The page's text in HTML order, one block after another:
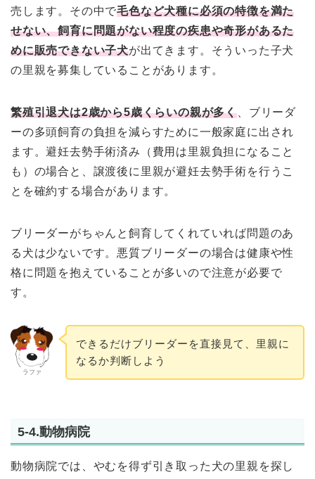
売します。その中で毛色など犬種に必須の特徴を満た
せない、飼育に問題がない程度の疾患や奇形があるた
めに販売できない子犬が出てきます。そういった子犬
の里親を募集していることがあります。
繁殖引退犬は2歳から5歳くらいの親が多く、ブリーダ
ーの多頭飼育の負担を減らすために一般家庭に出され
ます。避妊去勢手術済み（費用は里親負担になること
も）の場合と、譲渡後に里親が避妊去勢手術を行うこ
とを確約する場合があります。
ブリーダーがちゃんと飼育してくれていれば問題のあ
る犬は少ないです。悪質ブリーダーの場合は健康や性
格に問題を抱えていることが多いので注意が必要で
す。
ラファ
できるだけブリーダーを直接見て、里親に
なるか判断しよう
5-4.動物病院
動物病院では、やむを得ず引き取った犬の里親を探し